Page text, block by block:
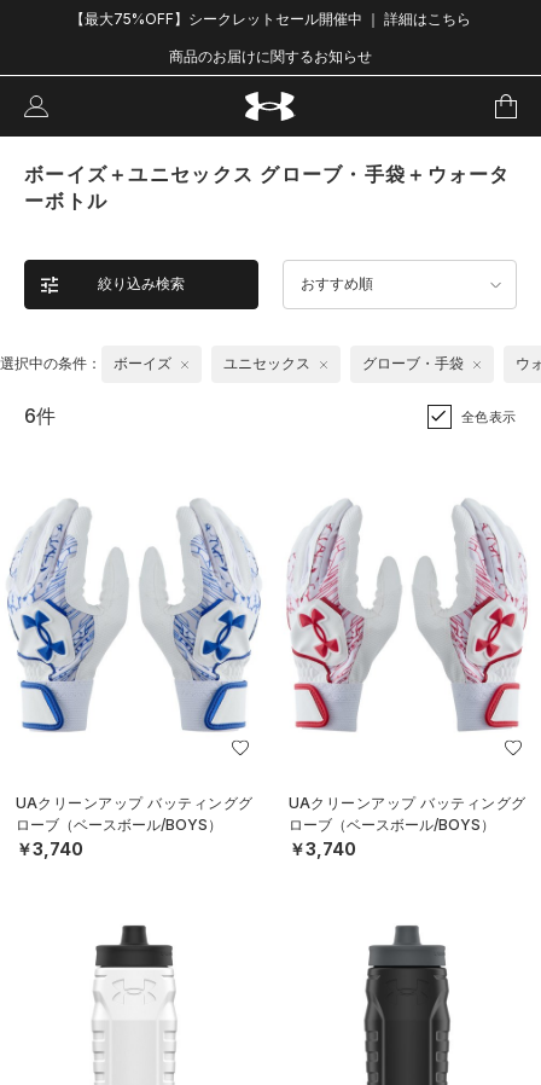
【最大75%OFF】シークレットセール開催中 ｜ 詳細はこちら
商品のお届けに関するお知らせ
ボーイズ＋ユニセックス グローブ・手袋＋ウォータ
ーボトル
絞り込み検索 おすすめ順
選択中の条件： ボーイズ ユニセックス グローブ・手袋 ウ
6件 全色表示
UAクリーンアップ バッティンググ
ローブ（ベースボール/BOYS）
￥3,740
UAクリーンアップ バッティンググ
ローブ（ベースボール/BOYS）
￥3,740